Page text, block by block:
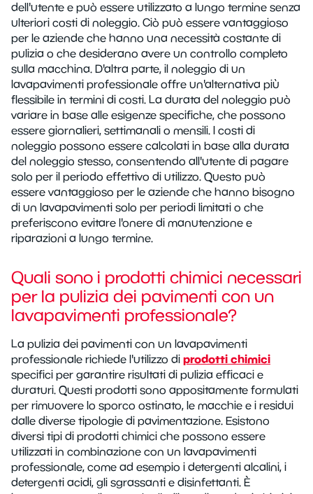
dell'utente e può essere utilizzato a lungo termine senza
ulteriori costi di noleggio. Ciò può essere vantaggioso
per le aziende che hanno una necessità costante di
pulizia o che desiderano avere un controllo completo
sulla macchina. D'altra parte, il noleggio di un
lavapavimenti professionale offre un'alternativa più
flessibile in termini di costi. La durata del noleggio può
variare in base alle esigenze specifiche, che possono
essere giornalieri, settimanali o mensili. I costi di
noleggio possono essere calcolati in base alla durata
del noleggio stesso, consentendo all'utente di pagare
solo per il periodo effettivo di utilizzo. Questo può
essere vantaggioso per le aziende che hanno bisogno
di un lavapavimenti solo per periodi limitati o che
preferiscono evitare l'onere di manutenzione e
riparazioni a lungo termine.
Quali sono i prodotti chimici necessari
per la pulizia dei pavimenti con un
lavapavimenti professionale?
La pulizia dei pavimenti con un lavapavimenti
professionale richiede l'utilizzo di prodotti chimici
specifici per garantire risultati di pulizia efficaci e
duraturi. Questi prodotti sono appositamente formulati
per rimuovere lo sporco ostinato, le macchie e i residui
dalle diverse tipologie di pavimentazione. Esistono
diversi tipi di prodotti chimici che possono essere
utilizzati in combinazione con un lavapavimenti
professionale, come ad esempio i detergenti alcalini, i
detergenti acidi, gli sgrassanti e disinfettanti. È